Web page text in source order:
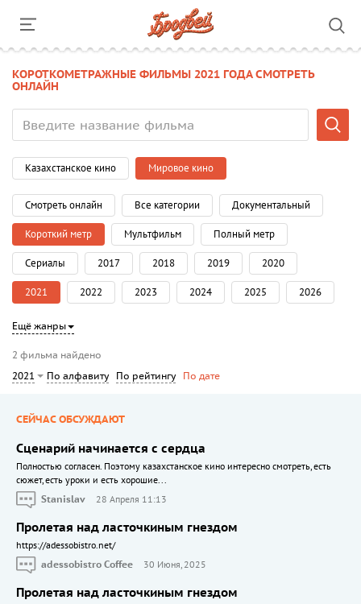
КОРОТКОМЕТРАЖНЫЕ ФИЛЬМЫ 2021 ГОДА СМОТРЕТЬ
ОНЛАЙН
Казахстанское кино Мировое кино
Смотреть онлайн Все категории Документальный
Короткий метр Мультфильм Полный метр
Сериалы 2017 2018 2019 2020
2021 2022 2023 2024 2025 2026
Ещё жанры
2 фильма найдено
2021
По алфавиту По рейтингу По дате
СЕЙЧАС ОБСУЖДАЮТ
Сценарий начинается с сердца
Полностью согласен. Поэтому казахстанское кино интересно смотреть, есть
сюжет, есть уроки и есть хорошие...
Stanislav
28 Апреля 11:13
Пролетая над ласточкиным гнездом
https://adessobistro.net/
adessobistro Coffee
30 Июня, 2025
Пролетая над ласточкиным гнездом